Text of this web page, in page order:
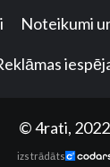
Noteikumi
© 4rati, 2022
izstrādāts